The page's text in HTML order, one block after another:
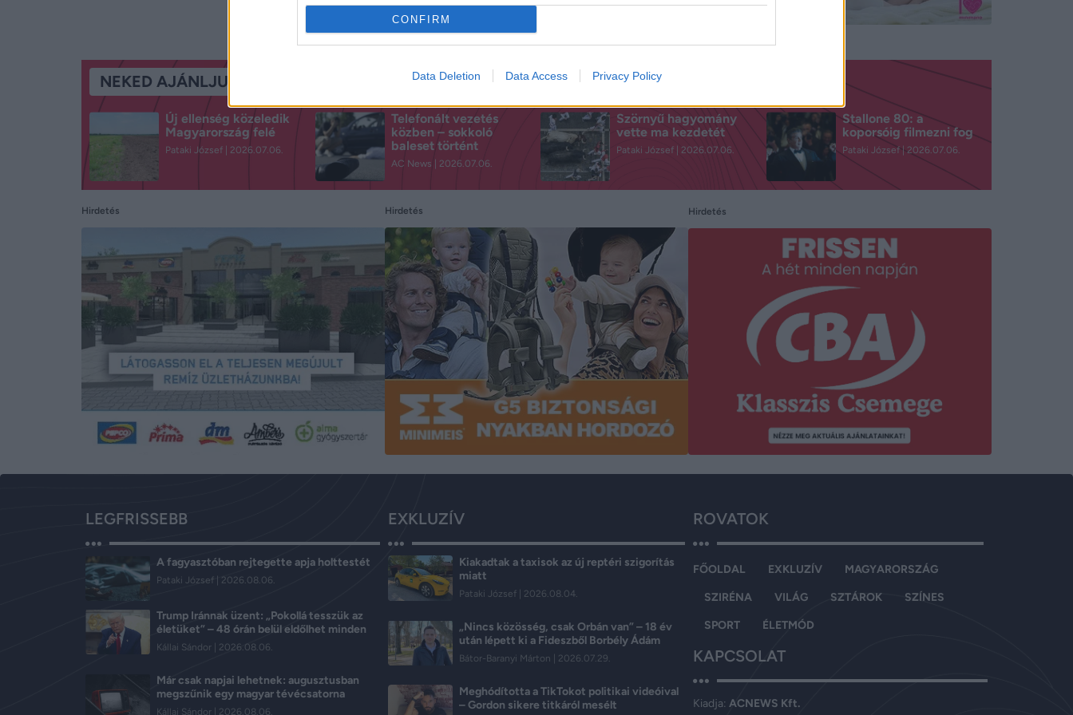
CONFIRM
Data Deletion Data Access Privacy Policy
NEKED AJÁNLJUK
Új ellenség közeledik
Magyarország felé
Pataki József 2026.07.06.
Telefonált vezetés
közben – sokkoló
baleset történt
AC News 2026.07.06.
Szörnyű hagyomány
vette ma kezdetét
Pataki József 2026.07.06.
Stallone 80: a
koporsóig filmezni fog
Pataki József 2026.07.06.
Hirdetés Hirdetés Hirdetés
LEGFRISSEBB
A fagyasztóban rejtegette apja holttestét
Pataki József 2026.08.06.
Trump Iránnak üzent: „Pokollá tesszük az
életüket” – 48 órán belül eldőlhet minden
Kállai Sándor 2026.08.06.
Már csak napjai lehetnek: augusztusban
megszűnik egy magyar tévécsatorna
Kállai Sándor 2026.08.06.
EXKLUZÍV
Kiakadtak a taxisok az új reptéri szigorítás
miatt
Pataki József 2026.08.04.
„Nincs közösség, csak Orbán van” – 18 év
után lépett ki a Fideszből Borbély Ádám
Bátor-Baranyi Márton 2026.07.29.
Meghódította a TikTokot politikai videóival
– Gordon sikere titkáról mesélt
ROVATOK
FŐOLDAL EXKLUZÍV MAGYARORSZÁG
SZIRÉNA VILÁG SZTÁROK SZÍNES
SPORT ÉLETMÓD
KAPCSOLAT
Kiadja:ACNEWS Kft.